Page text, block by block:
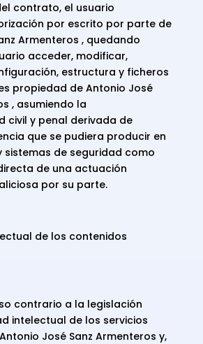
contrato, el usuario
por escrito por parte de
Armenteros , quedando
acceder, modificar,
estructura y ficheros
propiedad de Antonio José
, asumiendo la
civil y penal derivada de
que se pudiera producir en
sistemas de seguridad como
de una actuación
por su parte.
de los contenidos
contrario a la legislación
intelectual de los servicios
José Sanz Armenteros y,